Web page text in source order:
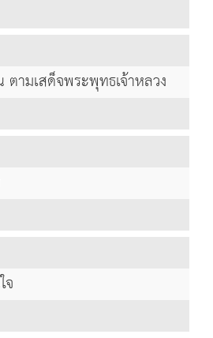
ามเสด็จพระพุทธเจ้าหลวง